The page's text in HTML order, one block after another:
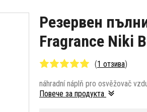
Резервeн
Fragrance Niki
(1 отзива)
náhradní náplň pro osvěžovač
Повече за продукта